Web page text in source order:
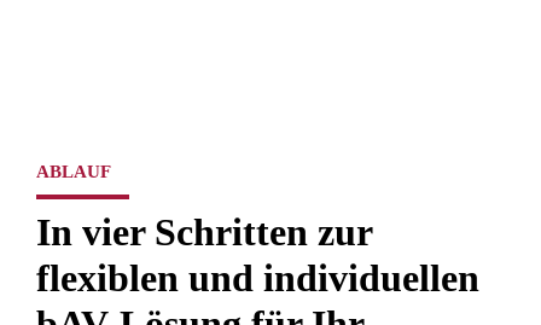
ABLAUF
In vier Schritten zur
flexiblen und individuellen